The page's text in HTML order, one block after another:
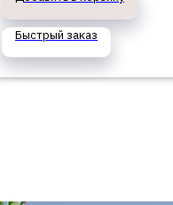
Быстрый заказ